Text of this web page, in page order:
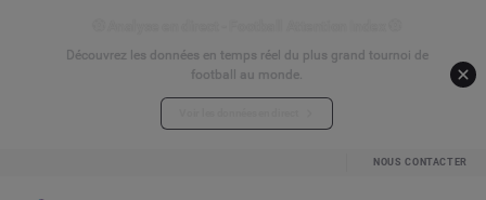
Découvrez les données en temps réel du plus grand tournoi de
football au monde.
NOUS CONTACTER